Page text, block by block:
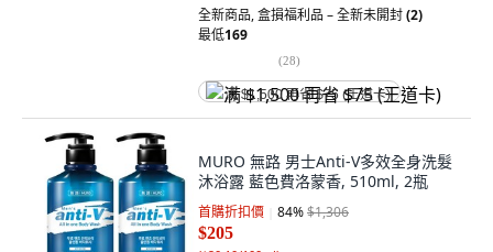
全新商品,盒損福利品 – 全新未開封(2)
最低169
(28)
满 $1,500 再省 $75 (王道卡)
MURO 無路 男士Anti-V多效全身洗髮
沐浴露 藍色費洛蒙香, 510ml, 2瓶
首購折扣價 84%$1,306
$205